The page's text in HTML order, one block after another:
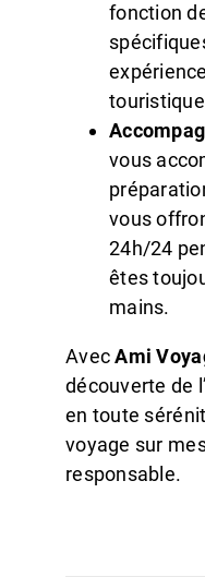
fonction
vous
vous
24h/24
êtes
mains.
AvecAmi
découverte de
en toute
voyage sur
responsable.